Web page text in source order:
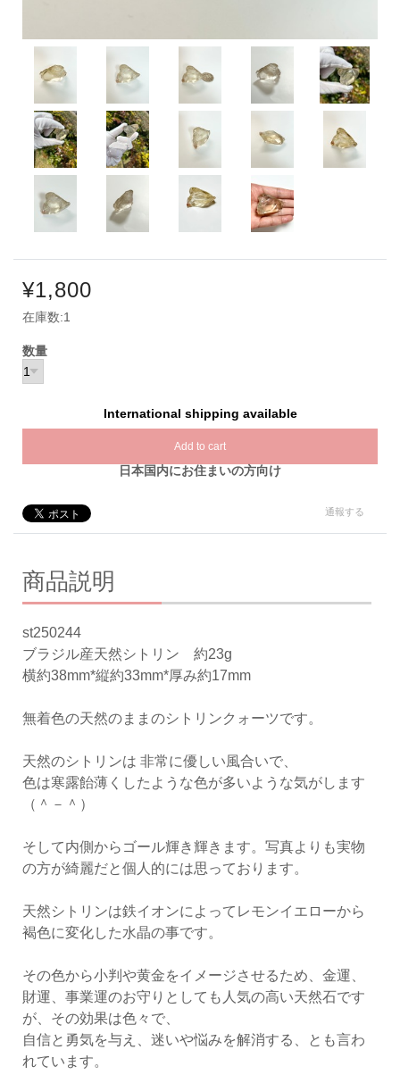
¥1,800
在庫数:1
数量
International shipping available
Add to cart
日本国内にお住まいの方向け
通報する
商品説明
st250244
ブラジル産天然シトリン 約23g
横約38mm*縦約33mm*厚み約17mm
無着色の天然のままのシトリンクォーツです。
天然のシトリンは 非常に優しい風合いで、
色は寒露飴薄くしたような色が多いような気がします
（＾－＾）
そして内側からゴール輝き輝きます。写真よりも実物
の方が綺麗だと個人的には思っております。
天然シトリンは鉄イオンによってレモンイエローから
褐色に変化した水晶の事です。
その色から小判や黄金をイメージさせるため、金運、
財運、事業運のお守りとしても人気の高い天然石です
が、その効果は色々で、
自信と勇気を与え、迷いや悩みを解消する、とも言わ
れています。